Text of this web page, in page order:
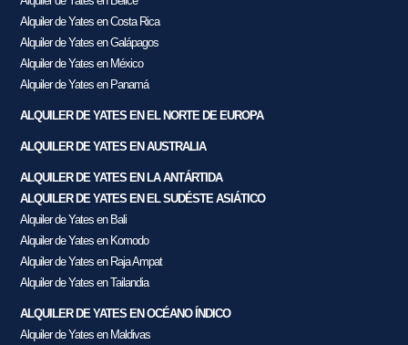
Alquiler de Yates en Costa Rica
Alquiler de Yates en Galápagos
Alquiler de Yates en México
Alquiler de Yates en Panamá
ALQUILER DE YATES EN EL NORTE DE EUROPA
ALQUILER DE YATES EN AUSTRALIA
ALQUILER DE YATES EN LA ANTÁRTIDA
ALQUILER DE YATES EN EL SUDÉSTE ASIÁTICO
Alquiler de Yates en Bali
Alquiler de Yates en Komodo
Alquiler de Yates en Raja Ampat
Alquiler de Yates en Tailandia
ALQUILER DE YATES EN OCÉANO ÍNDICO
Alquiler de Yates en Maldivas